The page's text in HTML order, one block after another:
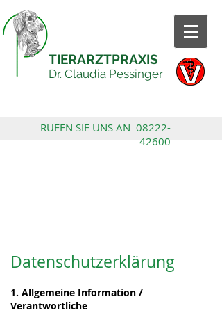
TIERARZTPRAXIS
Dr. Claudia Pessinger
RUFEN SIE UNS AN 08222-
42600
Datenschutzerklärung
1. Allgemeine Information /
Verantwortliche